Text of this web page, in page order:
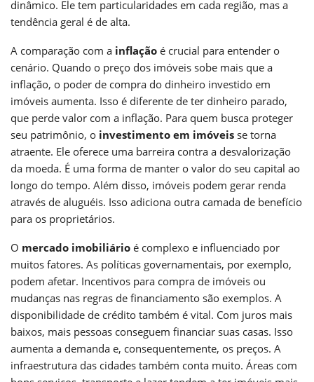
dinâmico. Ele tem particularidades em cada região, mas a
tendência geral é de alta.
A comparação com a inflação é crucial para entender o
cenário. Quando o preço dos imóveis sobe mais que a
inflação, o poder de compra do dinheiro investido em
imóveis aumenta. Isso é diferente de ter dinheiro parado,
que perde valor com a inflação. Para quem busca proteger
seu patrimônio, o investimento em imóveis se torna
atraente. Ele oferece uma barreira contra a desvalorização
da moeda. É uma forma de manter o valor do seu capital ao
longo do tempo. Além disso, imóveis podem gerar renda
através de aluguéis. Isso adiciona outra camada de benefício
para os proprietários.
O mercado imobiliário é complexo e influenciado por
muitos fatores. As políticas governamentais, por exemplo,
podem afetar. Incentivos para compra de imóveis ou
mudanças nas regras de financiamento são exemplos. A
disponibilidade de crédito também é vital. Com juros mais
baixos, mais pessoas conseguem financiar suas casas. Isso
aumenta a demanda e, consequentemente, os preços. A
infraestrutura das cidades também conta muito. Áreas com